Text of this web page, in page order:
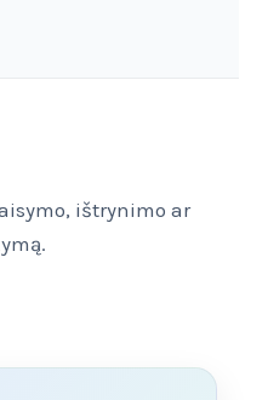
ištrynimo ar